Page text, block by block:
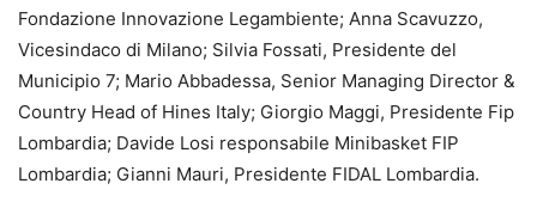
Fondazione Innovazione Legambiente; Anna Scavuzzo,
Vicesindaco di Milano; Silvia Fossati, Presidente del
Municipio 7; Mario Abbadessa, Senior Managing Director &
Country Head of Hines Italy; Giorgio Maggi, Presidente Fip
Lombardia; Davide Losi responsabile Minibasket FIP
Lombardia; Gianni Mauri, Presidente FIDAL Lombardia.